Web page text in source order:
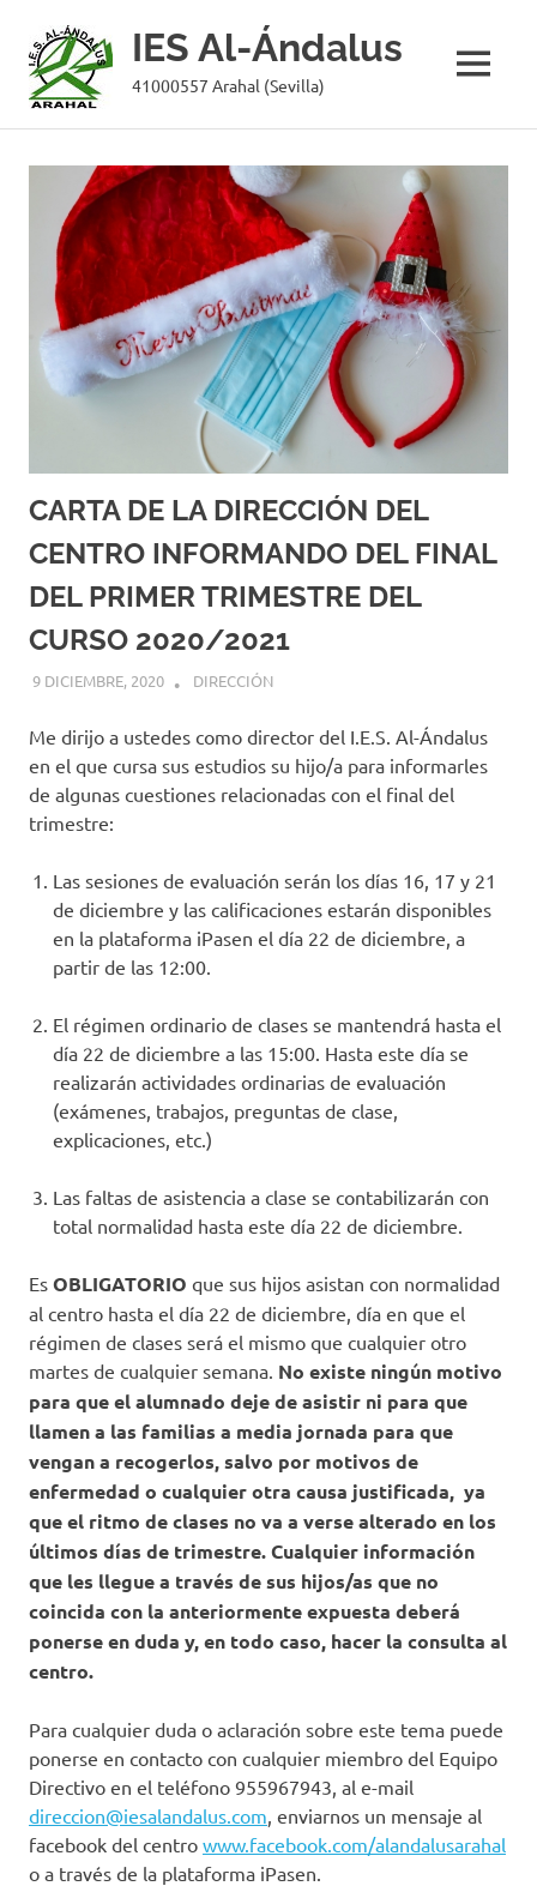
contenido
IES Al-Ándalus
41000557 Arahal (Sevilla) MENÚ
CARTA DE LA DIRECCIÓN DEL
CENTRO INFORMANDO DEL FINAL
DEL PRIMER TRIMESTRE DEL
CURSO 2020/2021
9 DICIEMBRE, 2020 MIGUEL RUÍZ
DIRECCIÓN
Me dirijo a ustedes como director del I.E.S. Al-Ándalus
en el que cursa sus estudios su hijo/a para informarles
de algunas cuestiones relacionadas con el final del
trimestre:
Las sesiones de evaluación serán los días 16, 17 y 21
de diciembre y las calificaciones estarán disponibles
en la plataforma iPasen el día 22 de diciembre, a
partir de las 12:00.
El régimen ordinario de clases se mantendrá hasta el
día 22 de diciembre a las 15:00. Hasta este día se
realizarán actividades ordinarias de evaluación
(exámenes, trabajos, preguntas de clase,
explicaciones, etc.)
Las faltas de asistencia a clase se contabilizarán con
total normalidad hasta este día 22 de diciembre.
Es OBLIGATORIO que sus hijos asistan con normalidad
al centro hasta el día 22 de diciembre, día en que el
régimen de clases será el mismo que cualquier otro
martes de cualquier semana. No existe ningún motivo
para que el alumnado deje de asistir ni para que
llamen a las familias a media jornada para que
vengan a recogerlos, salvo por motivos de
enfermedad o cualquier otra causa justificada, ya
que el ritmo de clases no va a verse alterado en los
últimos días de trimestre. Cualquier información
que les llegue a través de sus hijos/as que no
coincida con la anteriormente expuesta deberá
ponerse en duda y, en todo caso, hacer la consulta al
centro.
Para cualquier duda o aclaración sobre este tema puede
ponerse en contacto con cualquier miembro del Equipo
Directivo en el teléfono 955967943, al e-mail
direccion@iesalandalus.com , enviarnos un mensaje al
facebook del centro www.facebook.com/alandalusarahal
o a través de la plataforma iPasen.